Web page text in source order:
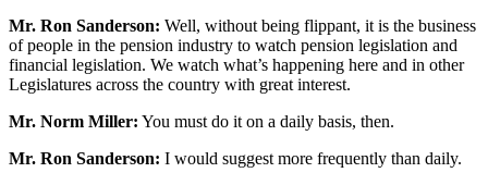
Mr. Ron Sanderson: Well, without being flippant, it is the business
of people in the pension industry to watch pension legislation and
financial legislation. We watch what’s happening here and in other
Legislatures across the country with great interest.
Mr. Norm Miller: You must do it on a daily basis, then.
Mr. Ron Sanderson: I would suggest more frequently than daily.